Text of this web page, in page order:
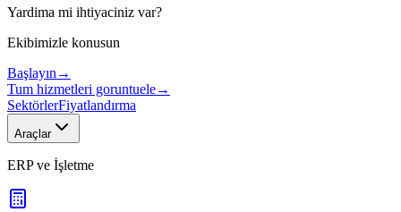
Yardima mi ihtiyaciniz var?
Ekibimizle konusun
Başlayın →
Tum hizmetleri goruntuele→
SektörlerFiyatlandırma
Araçlar
ERP ve İşletme